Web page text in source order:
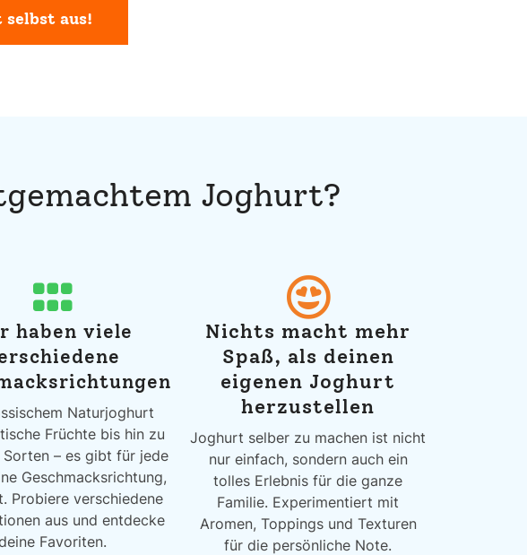
selbst aus!
Joghurt?
haben viele
Naturjoghurt
Früchte bis hin zu
– es gibt für jede
Geschmacksrichtung,
Probiere verschiedene
aus und entdecke
Favoriten.
Nichts macht mehr
Spaß, als deinen
eigenen Joghurt
herzustellen
Joghurt selber zu machen ist nicht
nur einfach, sondern auch ein
tolles Erlebnis für die ganze
Familie. Experimentiert mit
Aromen, Toppings und Texturen
für die persönliche Note.